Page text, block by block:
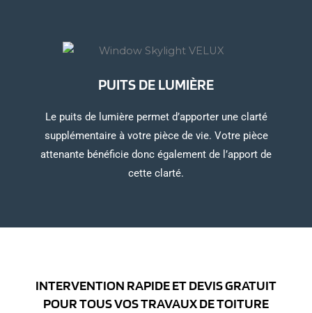
PUITS DE LUMIÈRE
Le puits de lumière permet d’apporter une clarté
supplémentaire à votre pièce de vie. Votre pièce
attenante bénéficie donc également de l’apport de
cette clarté.
INTERVENTION RAPIDE ET DEVIS GRATUIT
POUR TOUS VOS TRAVAUX DE TOITURE